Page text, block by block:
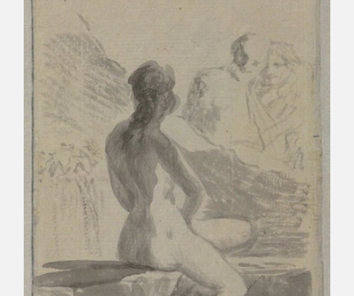
TIENDA ONLINE
CEDEA
RECURSOS EDUCATIVOS
FICHAS ARASAAC